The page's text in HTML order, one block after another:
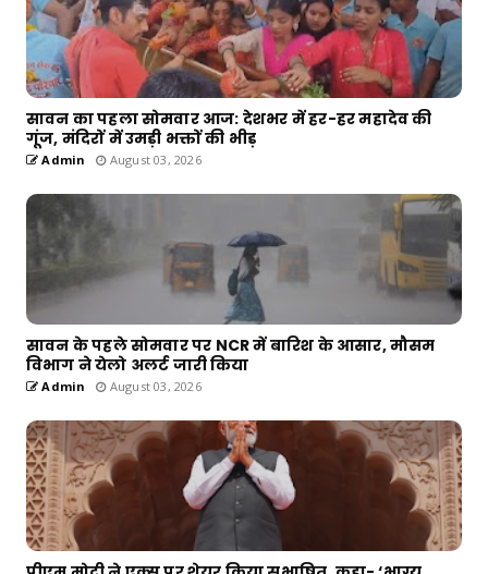
सावन का पहला सोमवार आज: देशभर में हर-हर महादेव की
गूंज, मंदिरों में उमड़ी भक्तों की भीड़
Admin August 03, 2026
सावन के पहले सोमवार पर NCR में बारिश के आसार, मौसम
विभाग ने येलो अलर्ट जारी किया
Admin August 03, 2026